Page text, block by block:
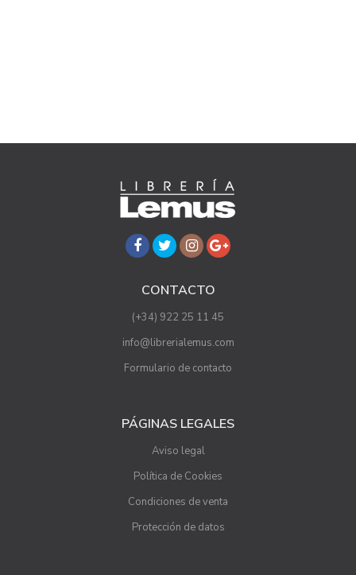
CONTACTO
(+34) 922 25 11 45
info@librerialemus.com
Formulario de contacto
PÁGINAS LEGALES
Aviso legal
Política de Cookies
Condiciones de venta
Protección de datos